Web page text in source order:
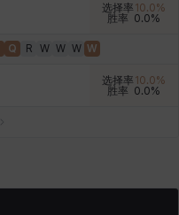
翡翠
芬里尔
选择率 10.0%
胜率 0.0%
Q R W W W W
选择率 10.0%
胜率 0.0%